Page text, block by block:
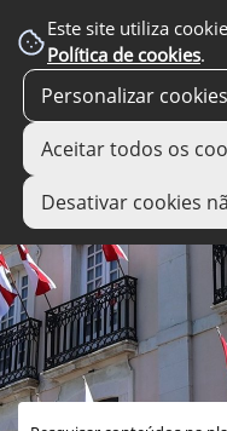
Este site utiliza
Política de cookies.
Personalizar cookies
Aceitar todos os
Desativar cookies
links úteis